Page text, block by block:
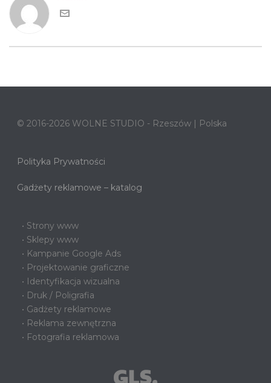
© 2016-2026 WOLNE STUDIO - Rzeszów | Polska
Polityka Prywatności
Gadżety reklamowe – katalog
• Strony www
• Sklepy www
• Kampanie Google Ads
• Projektowanie graficzne
• Identyfikacja wizualna
• Druk / Poligrafia
• Gadżety reklamowe
• Reklama zewnętrzna
• Fotografia reklamowa